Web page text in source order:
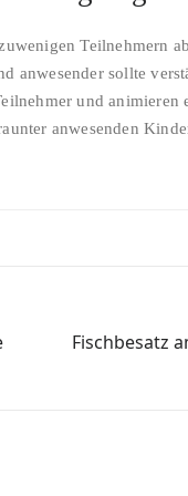
Teilnehmern
sollte
und animieren
anwesenden
Fischbesatz